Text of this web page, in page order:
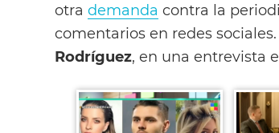
otra demanda contra la
comentarios en redes
Rodríguez, en una entrevista